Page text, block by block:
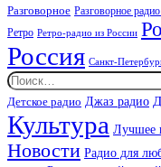
Разговорное Разговорное
Ретро Ретро-радио из России
Россия Санкт-
Найти:
Детское радио Джаз радио
Культура Лучшее
Новости Радио для